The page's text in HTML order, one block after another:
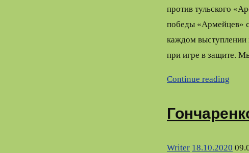
против тульского
победы «Армейцев»
каждом выступлении
при игре в защите.
Continue reading
Writer 18.10.2020